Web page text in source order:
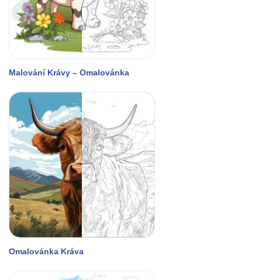
Malování Krávy – Omalovánka
Omalovánka Kráva